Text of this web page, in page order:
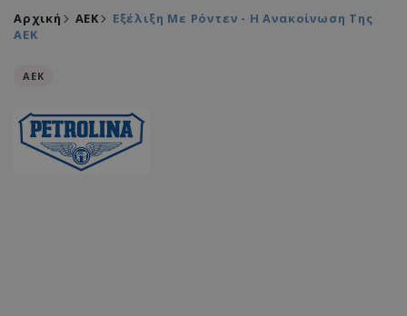
Αρχική ΑEK
Εξέλιξη Με Ρόντεν - Η Ανακοίνωση Της
ΑΕΚ
ΑEK